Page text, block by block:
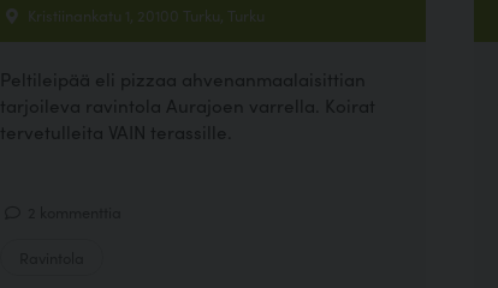
Kristiinankatu 1, 20100 Turku, Turku
Peltileipää eli pizzaa ahvenanmaalaisittian
tarjoileva ravintola Aurajoen varrella. Koirat
tervetulleita VAIN terassille.